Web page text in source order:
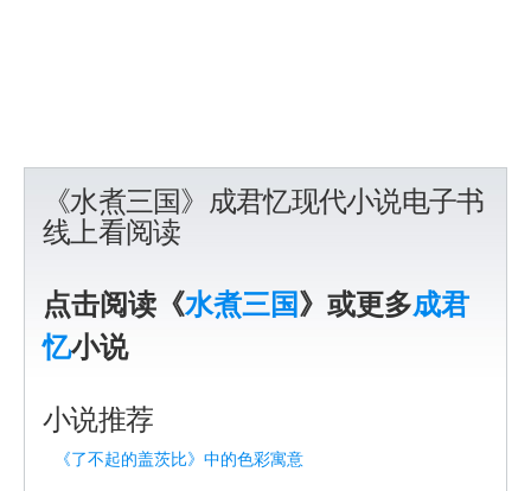
《水煮三国》成君忆现代小说电子书
线上看阅读
点击阅读《水煮三国 》或更多成君
忆小说
小说推荐
《了不起的盖茨比》中的色彩寓意